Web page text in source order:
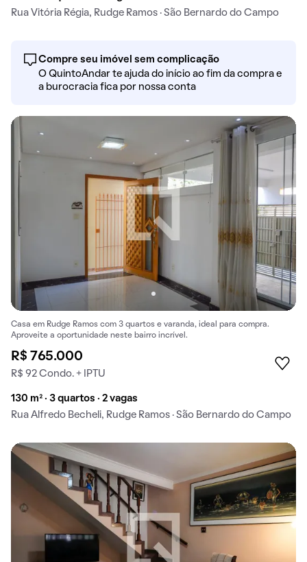
Rua Vitória Régia, Rudge Ramos · São Bernardo do Campo
Compre seu imóvel sem complicação
O QuintoAndar te ajuda do início ao fim da compra e
a burocracia fica por nossa conta
Casa em Rudge Ramos com 3 quartos e varanda, ideal para compra.
Aproveite a oportunidade neste bairro incrível.
R$ 765.000
R$ 92 Condo. + IPTU
130 m² · 3 quartos · 2 vagas
Rua Alfredo Becheli, Rudge Ramos · São Bernardo do Campo